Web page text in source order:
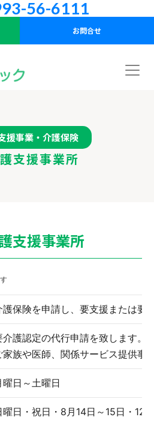
56-6111
お問合せ
援事業・介護保険
支援事業所
支援事業所
護保険を申請し、要支援または要
介護認定の代行申請を致します。
家族や医師、関係サービス提供事
曜日～土曜日
曜日・祝日・8月14日～15日・12